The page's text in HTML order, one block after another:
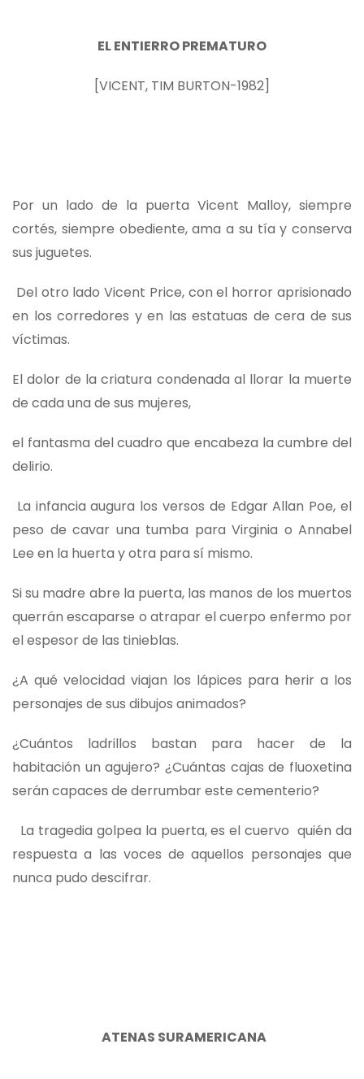
ELENTIERROPREMATURO
[VICENT, TIM BURTON-1982]
Por un lado de la puerta Vicent Malloy, siempre
cortés, siempre obediente, ama a su tía y conserva
sus juguetes.
Del otro lado Vicent Price, con el horror aprisionado
en los corredores y en las estatuas de cera de sus
víctimas.
El dolor de la criatura condenada al llorar la muerte
de cada una de sus mujeres,
el fantasma del cuadro que encabeza la cumbre del
delirio.
La infancia augura los versos de Edgar Allan Poe, el
peso de cavar una tumba para Virginia o Annabel
Lee en la huerta y otra para sí mismo.
Si su madre abre la puerta, las manos de los muertos
querrán escaparse o atrapar el cuerpo enfermo por
el espesor de las tinieblas.
¿A qué velocidad viajan los lápices para herir a los
personajes de sus dibujos animados?
¿Cuántos ladrillos bastan para hacer de la
habitación un agujero? ¿Cuántas cajas de fluoxetina
serán capaces de derrumbar este cementerio?
La tragedia golpea la puerta, es el cuervo quién da
respuesta a las voces de aquellos personajes que
nunca pudo descifrar.
ATENAS SURAMERICANA